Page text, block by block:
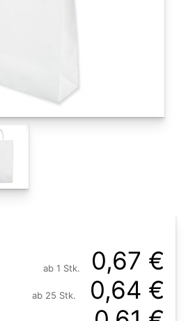
ab 1 Stk. 0,67 €
ab 25 Stk. 0,64 €